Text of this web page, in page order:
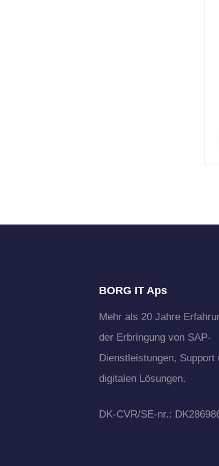
BORG IT Aps
​Mehr als 20 Jahre
der Erbringung von SAP-
Dienstleistungen, Support
digitalen Lösungen.
​DK-CVR/SE-nr.: